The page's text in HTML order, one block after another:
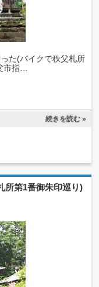
た(バイクで秩父札所
市指…
続きを読む »